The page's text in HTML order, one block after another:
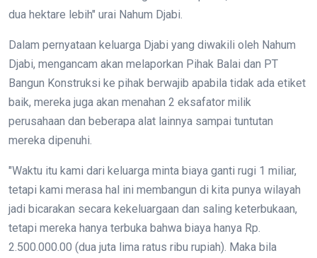
dua hektare lebih" urai Nahum Djabi.
Dalam pernyataan keluarga Djabi yang diwakili oleh Nahum
Djabi, mengancam akan melaporkan Pihak Balai dan PT
Bangun Konstruksi ke pihak berwajib apabila tidak ada etiket
baik, mereka juga akan menahan 2 eksafator milik
perusahaan dan beberapa alat lainnya sampai tuntutan
mereka dipenuhi.
"Waktu itu kami dari keluarga minta biaya ganti rugi 1 miliar,
tetapi kami merasa hal ini membangun di kita punya wilayah
jadi bicarakan secara kekeluargaan dan saling keterbukaan,
tetapi mereka hanya terbuka bahwa biaya hanya Rp.
2.500.000.00 (dua juta lima ratus ribu rupiah). Maka bila